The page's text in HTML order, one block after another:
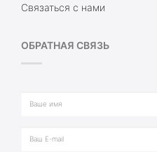
Связаться с нами
ОБРАТНАЯ СВЯЗЬ